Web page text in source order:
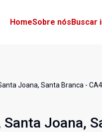
HomeSobre nósBuscar
Joana, Santa Branca -
Joana,